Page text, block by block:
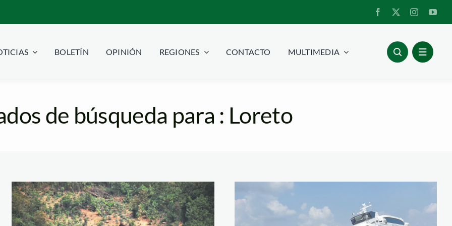
BOLETÍN OPINIÓN REGIONES CONTACTO MULTIMEDIA
de búsqueda para : Loreto